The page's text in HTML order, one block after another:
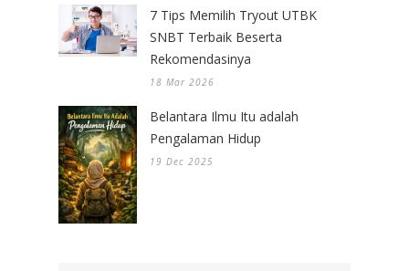
7 Tips Memilih Tryout UTBK
SNBT Terbaik Beserta
Rekomendasinya
18 Mar 2026
Belantara Ilmu Itu adalah
Pengalaman Hidup
19 Dec 2025